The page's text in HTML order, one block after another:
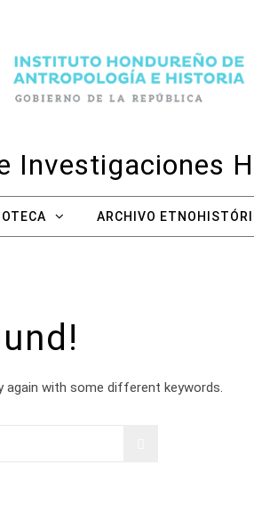
Investigaciones
ARCHIVO
again with some different keywords.